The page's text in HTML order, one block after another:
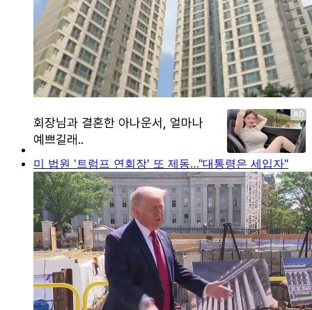
미 법원 '트럼프 연회장' 또 제동…"대통령은 세입자"